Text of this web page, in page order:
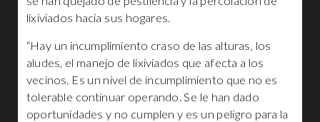
lixiviados hacia sus hogares.
“Hay un incumplimiento craso de las alturas, los
aludes, el manejo de lixiviados que afecta a los
vecinos. Es un nivel de incumplimiento que no es
tolerable continuar operando. Se le han dado
oportunidades y no cumplen y es un peligro para la